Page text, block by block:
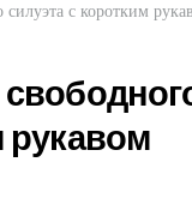
с коротким
рукавом